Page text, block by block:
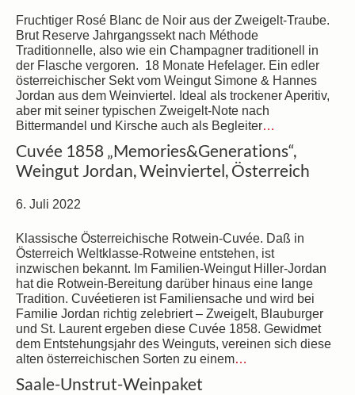
Fruchtiger Rosé Blanc de Noir aus der Zweigelt-Traube.
Brut Reserve Jahrgangssekt nach Méthode
Traditionnelle, also wie ein Champagner traditionell in
der Flasche vergoren. 18 Monate Hefelager. Ein edler
österreichischer Sekt vom Weingut Simone & Hannes
Jordan aus dem Weinviertel. Ideal als trockener Aperitiv,
aber mit seiner typischen Zweigelt-Note nach
Bittermandel und Kirsche auch als Begleiter…
Cuvée 1858 „Memories&Generations“,
Weingut Jordan, Weinviertel, Österreich
6. Juli 2022
Klassische Österreichische Rotwein-Cuvée. Daß in
Österreich Weltklasse-Rotweine entstehen, ist
inzwischen bekannt. Im Familien-Weingut Hiller-Jordan
hat die Rotwein-Bereitung darüber hinaus eine lange
Tradition. Cuvéetieren ist Familiensache und wird bei
Familie Jordan richtig zelebriert – Zweigelt, Blauburger
und St. Laurent ergeben diese Cuvée 1858. Gewidmet
dem Entstehungsjahr des Weinguts, vereinen sich diese
alten österreichischen Sorten zu einem…
Saale-Unstrut-Weinpaket